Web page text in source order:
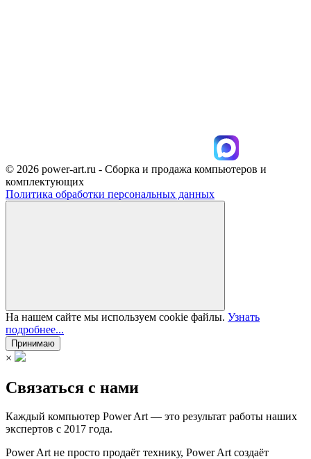
© 2026 power-art.ru - Сборка и продажа компьютеров и
комплектующих
Политика обработки персональных данных
На нашем сайте мы используем cookie файлы. Узнать
подробнее...
Принимаю
×
Связаться с нами
Каждый компьютер Power Art — это результат работы наших
экспертов с 2017 года.
Power Art не просто продаёт технику, Power Art создаёт